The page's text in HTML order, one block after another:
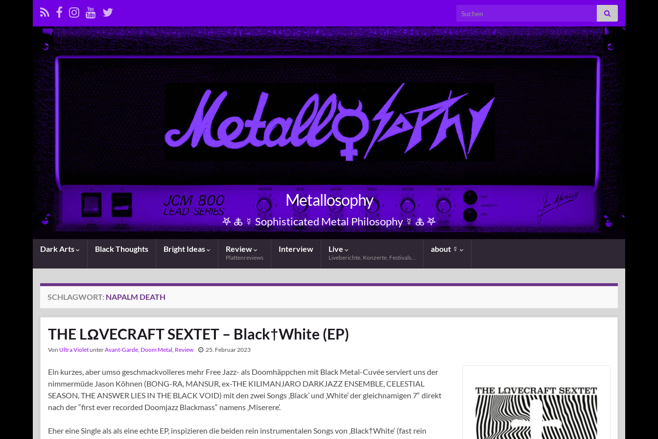
Search for:
Metallosophy
𖤐 🜏 ☿ Sophisticated Metal Philosophy ☿ 🜏 𖤐
Dark Arts Black Thoughts Bright Ideas Review
Plattenreviews
Interview Live
Liveberichte, Konzerte, Festivals…
about ☿
SCHLAGWORT: NAPALM DEATH
THE LΩVECRAFT SEXTET – Black†White (EP)
Von Ultra VioletunterAvant-Garde, Doom Metal, Review 25. Februar 2023
Ein kurzes, aber umso geschmackvolleres mehr Free Jazz- als Doomhäppchen mit Black Metal-Cuvée serviert uns der
nimmermüde Jason Köhnen (BONG-RA, MANSUR, ex-THE KILIMANJARO DARKJAZZ ENSEMBLE, CELESTIAL
SEASON, THE ANSWER LIES IN THE BLACK VOID) mit den zwei Songs ‚Black’ und ‚White’ der gleichnamigen 7“ direkt
nach der “first ever recorded Doomjazz Blackmass“ namens ‚Miserere’.
Eher eine Single als als eine echte EP, inspizieren die beiden rein instrumentalen Songs von ‚Black†White‘ (fast rein